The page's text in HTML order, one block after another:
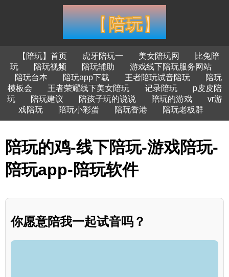
【陪玩】首页 虎牙陪玩一 美女陪玩网
比兔陪
玩
陪玩视频 陪玩辅助
游戏线下陪玩服务网站
陪玩台本
陪玩app下载 王者陪玩试音陪玩
陪玩
模板会
王者荣耀线下美女陪玩 记录陪玩
p皮皮陪
玩
陪玩建议 陪孩子玩的说说 陪玩的游戏
vr游
戏陪玩
陪玩小彩蛋 陪玩香港 陪玩老板群
陪玩的鸡-线下陪玩-游戏陪玩-
陪玩app-陪玩软件
你愿意陪我一起试音吗？